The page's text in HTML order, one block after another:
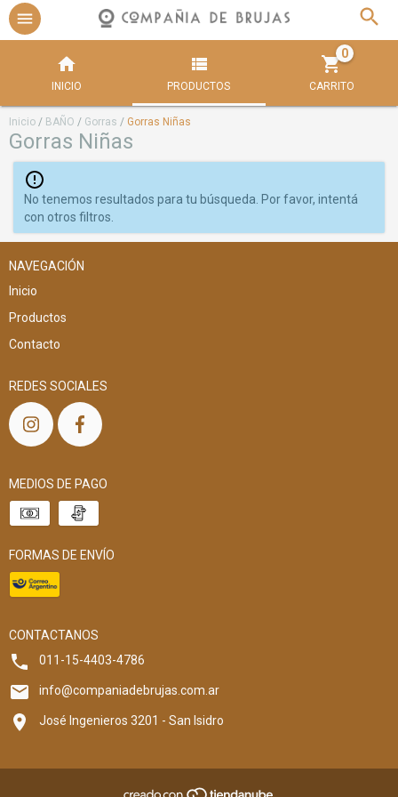
INICIO PRODUCTOS CARRITO
0
Inicio / BAÑO / Gorras / Gorras Niñas
Gorras Niñas
No tenemos resultados para tu búsqueda. Por favor, intentá
con otros filtros.
NAVEGACIÓN
Inicio
Productos
Contacto
REDES SOCIALES
MEDIOS DE PAGO
FORMAS DE ENVÍO
CONTACTANOS
011-15-4403-4786
info@companiadebrujas.com.ar
José Ingenieros 3201 - San Isidro